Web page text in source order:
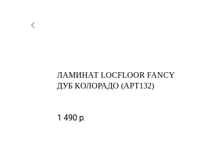
ЛАМИНАТ LOCFLOOR FANCY
ДУБ КОЛОРАДО (АРТ132)
1 490 р.